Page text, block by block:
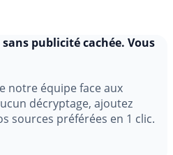
notre équipe face aux
décryptage, ajoutez
sources préférées en 1 clic.